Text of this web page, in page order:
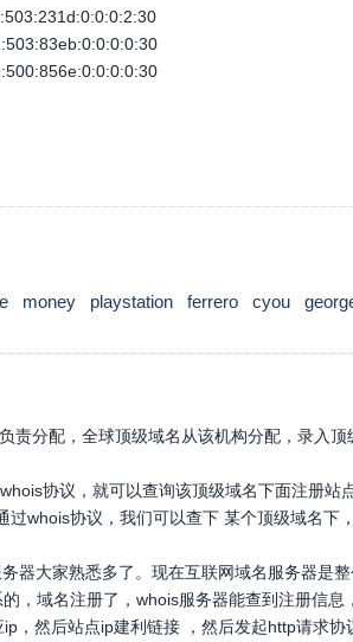
money playstation ferrero cyou
责分配，全球顶级域名从该机构分配，录入
协议，就可以查询该顶级域名下面注册站
whois协议，我们可以查下 某个顶级域名下
器大家熟悉多了。现在互联网域名服务器是
，域名注册了，whois服务器能查到注册信
，然后站点ip建利链接 ，然后发起http请求